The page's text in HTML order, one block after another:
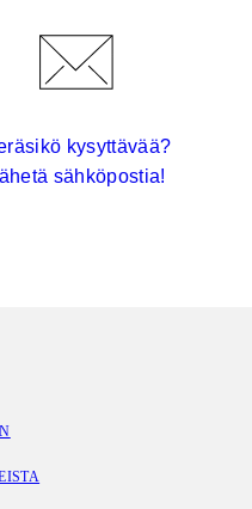
kysyttävää?
sähköpostia!